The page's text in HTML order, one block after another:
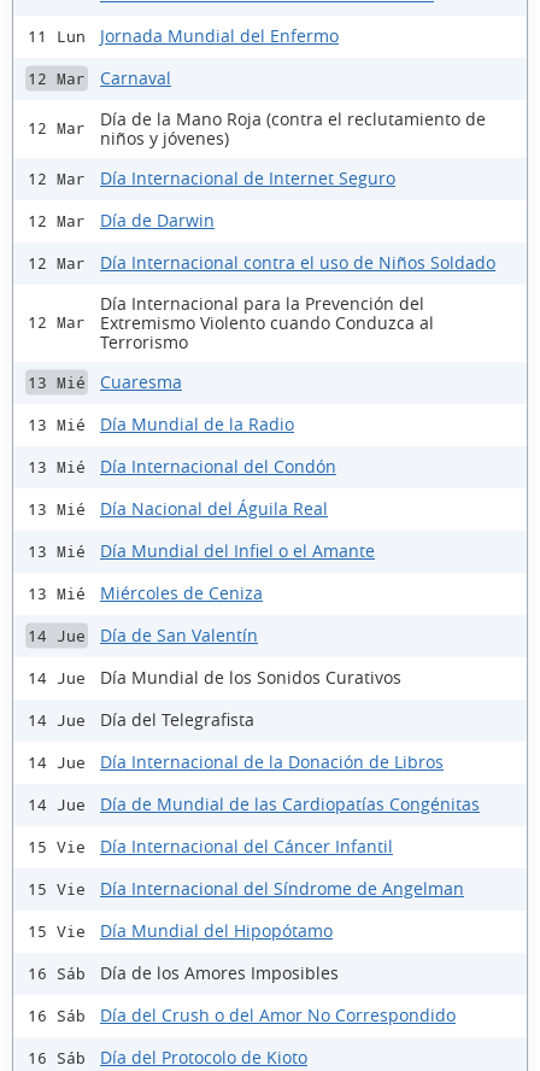
11 Lun Jornada Mundial del Enfermo
12 Mar Carnaval
12 Mar
Día de la Mano Roja (contra el reclutamiento de
niños y jóvenes)
12 Mar Día Internacional de Internet Seguro
12 Mar Día de Darwin
12 Mar Día Internacional contra el uso de Niños Soldado
12 Mar
Día Internacional para la Prevención del
Extremismo Violento cuando Conduzca al
Terrorismo
13 Mié Cuaresma
13 Mié Día Mundial de la Radio
13 Mié Día Internacional del Condón
13 Mié Día Nacional del Águila Real
13 Mié Día Mundial del Infiel o el Amante
13 Mié Miércoles de Ceniza
14 Jue Día de San Valentín
14 Jue Día Mundial de los Sonidos Curativos
14 Jue Día del Telegrafista
14 Jue Día Internacional de la Donación de Libros
14 Jue Día de Mundial de las Cardiopatías Congénitas
15 Vie Día Internacional del Cáncer Infantil
15 Vie Día Internacional del Síndrome de Angelman
15 Vie Día Mundial del Hipopótamo
16 Sáb Día de los Amores Imposibles
16 Sáb Día del Crush o del Amor No Correspondido
16 Sáb Día del Protocolo de Kioto